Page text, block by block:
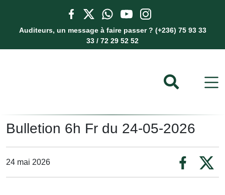
Auditeurs, un message à faire passer ? (+236) 75 93 33
33 / 72 29 52 52
Bulletion 6h Fr du 24-05-2026
24 mai 2026